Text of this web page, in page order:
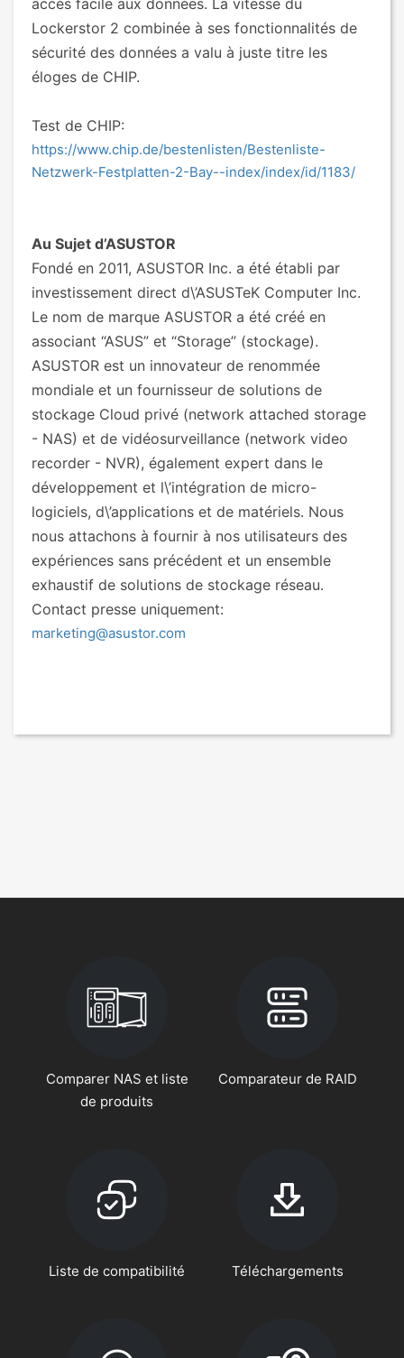
accès facile aux données. La vitesse du
Lockerstor 2 combinée à ses fonctionnalités de
sécurité des données a valu à juste titre les
éloges de CHIP.
Test de CHIP:
https://www.chip.de/bestenlisten/Bestenliste-
Netzwerk-Festplatten-2-Bay--index/index/id/1183/
Au Sujet d’ASUSTOR
Fondé en 2011, ASUSTOR Inc. a été établi par
investissement direct d\’ASUSTeK Computer Inc.
Le nom de marque ASUSTOR a été créé en
associant “ASUS” et “Storage” (stockage).
ASUSTOR est un innovateur de renommée
mondiale et un fournisseur de solutions de
stockage Cloud privé (network attached storage
- NAS) et de vidéosurveillance (network video
recorder - NVR), également expert dans le
développement et l\’intégration de micro-
logiciels, d\’applications et de matériels. Nous
nous attachons à fournir à nos utilisateurs des
expériences sans précédent et un ensemble
exhaustif de solutions de stockage réseau.
Contact presse uniquement:
marketing@asustor.com
Comparer NAS et liste
de produits
Comparateur de RAID
Liste de compatibilité Téléchargements